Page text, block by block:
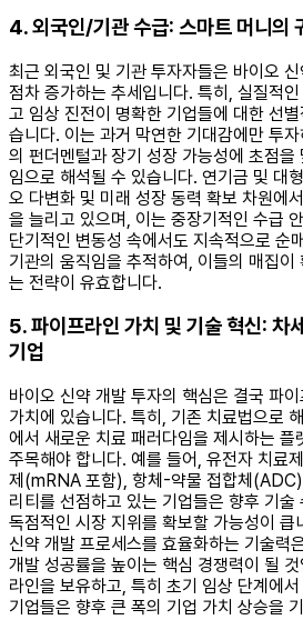
4. 외국인/기관 수급: 스마트 머니의
최근 외국인 및 기관 투자자들은 바이오
점차 증가하는 추세입니다. 특히, 실질적
고 임상 진전이 명확한 기업들에 대한 선
습니다. 이는 과거 막연한 기대감에만 투
의 펀더멘털과 장기 성장 가능성에 초점을
임으로 해석될 수 있습니다. 연기금 및 대
오 다변화 및 미래 성장 동력 확보 차원에
을 늘리고 있으며, 이는 중장기적인 수급
단기적인 변동성 속에서도 지속적으로 순
기관의 움직임을 추적하여, 이들의 매집
는 전략이 유효합니다.
5. 파이프라인 가치 및 기술 혁신: 차
기업
바이오 신약 개발 투자의 핵심은 결국 파
가치에 있습니다. 특히, 기존 치료법으로
에서 새로운 치료 패러다임을 제시하는 플
주목해야 합니다. 예를 들어, 유전자 치료
제(mRNA 포함), 항체-약물 접합체
리티를 선점하고 있는 기업들은 향후 기술
독점적인 시장 지위를 확보할 가능성이 큽
신약 개발 프로세스를 효율화하는 기술력
개발 성공률을 높이는 핵심 경쟁력이 될
라인을 보유하고, 특히 초기 임상 단계에
기업들은 향후 큰 폭의 기업 가치 상승을